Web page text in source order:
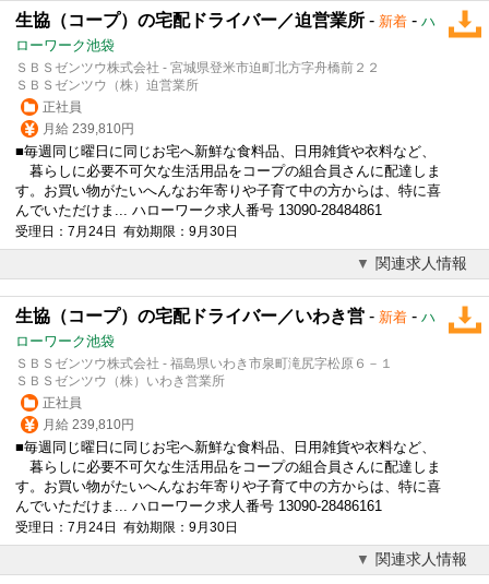
生協（コープ）の宅配ドライバー／迫営業所 - 新着 - ハ
ローワーク池袋
ＳＢＳゼンツウ株式会社 - 宮城県登米市迫町北方字舟橋前２２
ＳＢＳゼンツウ（株）迫営業所
正社員
月給 239,810円
■毎週同じ曜日に同じお宅へ新鮮な食料品、日用雑貨や衣料など、
暮らしに必要不可欠な生活用品をコープの組合員さんに配達しま
す。お買い物がたいへんなお年寄りや子育て中の方からは、特に喜
んでいただけま... ハローワーク求人番号 13090-28484861
受理日：7月24日 有効期限：9月30日
関連求人情報
生協（コープ）の宅配ドライバー／いわき営 - 新着 - ハ
ローワーク池袋
ＳＢＳゼンツウ株式会社 - 福島県いわき市泉町滝尻字松原６－１
ＳＢＳゼンツウ（株）いわき営業所
正社員
月給 239,810円
■毎週同じ曜日に同じお宅へ新鮮な食料品、日用雑貨や衣料など、
暮らしに必要不可欠な生活用品をコープの組合員さんに配達しま
す。お買い物がたいへんなお年寄りや子育て中の方からは、特に喜
んでいただけま... ハローワーク求人番号 13090-28486161
受理日：7月24日 有効期限：9月30日
関連求人情報